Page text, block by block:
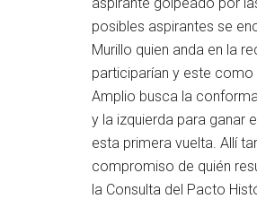
posibles aspirantes se
Murillo quien anda en la
participarían y este
Amplio busca la
y la izquierda para ganar
esta primera vuelta. Allí
compromiso de quién
la Consulta del Pacto